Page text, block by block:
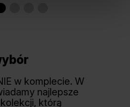
w komplecie. W
najlepsze
którą